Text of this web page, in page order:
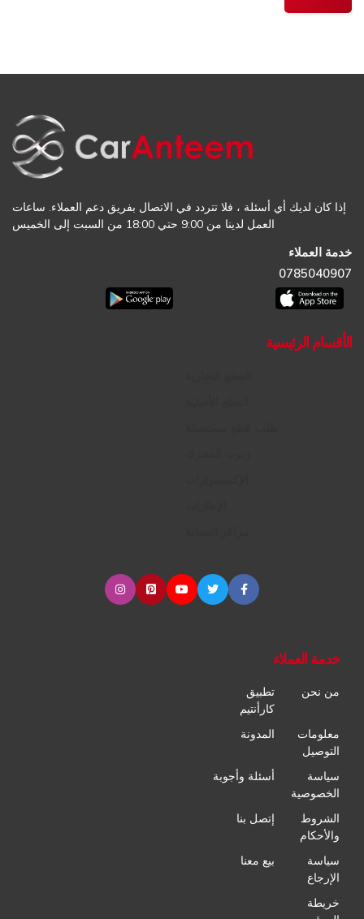
إذا كان لديك أي أسئلة ، فلا تتردد في الاتصال بفريق دعم العملاء. ساعات
العمل لدينا من 9:00 حتي 18:00 من السبت إلى الخميس
خدمة العملاء
0785040907
الأقسام الرئيسية
خدمة العملاء
من نحن
تطبيق
كارأنتيم
معلومات
التوصيل
المدونة
سياسة
الخصوصية
أسئلة وأجوبة
الشروط
والأحكام
إتصل بنا
سياسة
الإرجاع
بيع معنا
خريطة